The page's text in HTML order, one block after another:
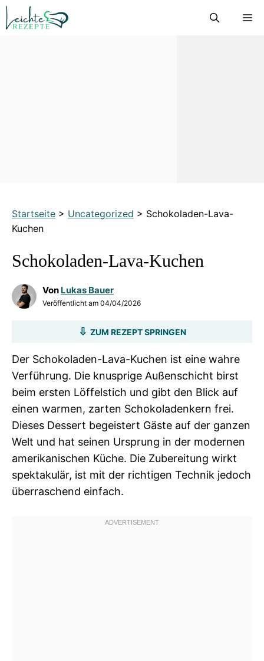
Zum
Inhalt
Startseite > Uncategorized > Schokoladen-Lava-
Kuchen
Schokoladen-Lava-Kuchen
Von Lukas Bauer
Veröffentlicht am 04/04/2026
ZUM REZEPT SPRINGEN
Der Schokoladen-Lava-Kuchen ist eine wahre
Verführung. Die knusprige Außenschicht birst
beim ersten Löffelstich und gibt den Blick auf
einen warmen, zarten Schokoladenkern frei.
Dieses Dessert begeistert Gäste auf der ganzen
Welt und hat seinen Ursprung in der modernen
amerikanischen Küche. Die Zubereitung wirkt
spektakulär, ist mit der richtigen Technik jedoch
überraschend einfach.